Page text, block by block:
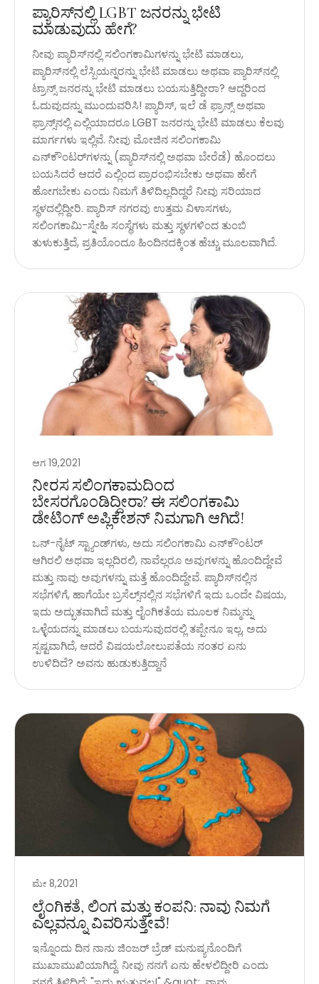
ಪ್ಯಾರಿಸ್‌ನಲ್ಲಿ LGBT ಜನರನ್ನು ಭೇಟಿ
ಮಾಡುವುದು ಹೇಗೆ?
ನೀವು ಪ್ಯಾರಿಸ್‌ನಲ್ಲಿ ಸಲಿಂಗಕಾಮಿಗಳನ್ನು ಭೇಟಿ ಮಾಡಲು,
ಪ್ಯಾರಿಸ್‌ನಲ್ಲಿ ಲೆಸ್ಬಿಯನ್ನರನ್ನು ಭೇಟಿ ಮಾಡಲು ಅಥವಾ ಪ್ಯಾರಿಸ್‌ನಲ್ಲಿ
ಟ್ರಾನ್ಸ್ ಜನರನ್ನು ಭೇಟಿ ಮಾಡಲು ಬಯಸುತ್ತಿದ್ದೀರಾ? ಆದ್ದರಿಂದ
ಓದುವುದನ್ನು ಮುಂದುವರಿಸಿ! ಪ್ಯಾರಿಸ್, ಇಲೆ ಡೆ ಫ್ರಾನ್ಸ್ ಅಥವಾ
ಫ್ರಾನ್ಸ್‌ನಲ್ಲಿ ಎಲ್ಲಿಯಾದರೂ LGBT ಜನರನ್ನು ಭೇಟಿ ಮಾಡಲು ಕೆಲವು
ಮಾರ್ಗಗಳು ಇಲ್ಲಿವೆ. ನೀವು ಮೋಜಿನ ಸಲಿಂಗಕಾಮಿ
ಎನ್‌ಕೌಂಟರ್‌ಗಳನ್ನು (ಪ್ಯಾರಿಸ್‌ನಲ್ಲಿ ಅಥವಾ ಬೇರೆಡೆ) ಹೊಂದಲು
ಬಯಸಿದರೆ ಆದರೆ ಎಲ್ಲಿಂದ ಪ್ರಾರಂಭಿಸಬೇಕು ಅಥವಾ ಹೇಗೆ
ಹೋಗಬೇಕು ಎಂದು ನಿಮಗೆ ತಿಳಿದಿಲ್ಲದಿದ್ದರೆ ನೀವು ಸರಿಯಾದ
ಸ್ಥಳದಲ್ಲಿದ್ದೀರಿ. ಪ್ಯಾರಿಸ್ ನಗರವು ಉತ್ತಮ ವಿಳಾಸಗಳು,
ಸಲಿಂಗಕಾಮಿ-ಸ್ನೇಹಿ ಸಂಸ್ಥೆಗಳು ಮತ್ತು ಸ್ಥಳಗಳಿಂದ ತುಂಬಿ
ತುಳುಕುತ್ತಿದೆ, ಪ್ರತಿಯೊಂದೂ ಹಿಂದಿನದಕ್ಕಿಂತ ಹೆಚ್ಚು ಮೂಲವಾಗಿದೆ.
ಆಗ 19,2021
ನೀರಸ ಸಲಿಂಗಕಾಮದಿಂದ
ಬೇಸರಗೊಂಡಿದ್ದೀರಾ? ಈ ಸಲಿಂಗಕಾಮಿ
ಡೇಟಿಂಗ್ ಅಪ್ಲಿಕೇಶನ್ ನಿಮಗಾಗಿ ಆಗಿದೆ!
ಒನ್-ನೈಟ್ ಸ್ಟ್ಯಾಂಡ್‌ಗಳು, ಅದು ಸಲಿಂಗಕಾಮಿ ಎನ್‌ಕೌಂಟರ್
ಆಗಿರಲಿ ಅಥವಾ ಇಲ್ಲದಿರಲಿ, ನಾವೆಲ್ಲರೂ ಅವುಗಳನ್ನು ಹೊಂದಿದ್ದೇವೆ
ಮತ್ತು ನಾವು ಅವುಗಳನ್ನು ಮತ್ತೆ ಹೊಂದಿದ್ದೇವೆ. ಪ್ಯಾರಿಸ್‌ನಲ್ಲಿನ
ಸಭೆಗಳಿಗೆ, ಹಾಗೆಯೇ ಬ್ರಸೆಲ್ಸ್‌ನಲ್ಲಿನ ಸಭೆಗಳಿಗೆ ಇದು ಒಂದೇ ವಿಷಯ,
ಇದು ಅದ್ಭುತವಾಗಿದೆ ಮತ್ತು ಲೈಂಗಿಕತೆಯ ಮೂಲಕ ನಿಮ್ಮನ್ನು
ಒಳ್ಳೆಯದನ್ನು ಮಾಡಲು ಬಯಸುವುದರಲ್ಲಿ ತಪ್ಪೇನೂ ಇಲ್ಲ, ಅದು
ಸ್ಪಷ್ಟವಾಗಿದೆ, ಆದರೆ ವಿಷಯಲೋಲುಪತೆಯ ನಂತರ ಏನು
ಉಳಿದಿದೆ? ಅವನು ಹುಡುಕುತ್ತಿದ್ದಾನೆ
ಮೇ 8,2021
ಲೈಂಗಿಕತೆ, ಲಿಂಗ ಮತ್ತು ಕಂಪನಿ: ನಾವು ನಿಮಗೆ
ಎಲ್ಲವನ್ನೂ ವಿವರಿಸುತ್ತೇವೆ!
ಇನ್ನೊಂದು ದಿನ ನಾನು ಜಿಂಜರ್ ಬ್ರೆಡ್ ಮನುಷ್ಯನೊಂದಿಗೆ
ಮುಖಾಮುಖಿಯಾಗಿದ್ದೆ. ನೀವು ನನಗೆ ಏನು ಹೇಳಲಿದ್ದೀರಿ ಎಂದು